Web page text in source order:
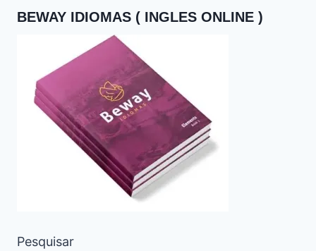
BEWAY IDIOMAS ( INGLES ONLINE )
Pesquisar